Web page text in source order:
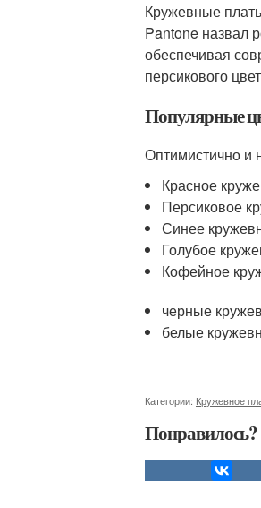
Кружевные
Pantone назвал
обеспечивая
персикового
Популярные
Оптимистично и
Красное
Персиковое
Синее
Голубое
Кофейное
черные
белые
Категории: Кружевное
Понравилось?